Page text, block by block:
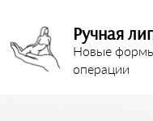
Ручная
Новые
операции